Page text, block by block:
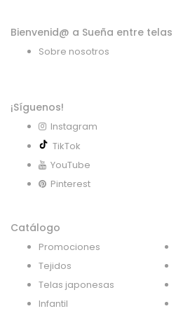
Bienvenid@ a Sueña entre telas
Sobre nosotros
¡Síguenos!
Instagram
TikTok
YouTube
Pinterest
Catálogo
Promociones
Tejidos
Telas japonesas
Infantil